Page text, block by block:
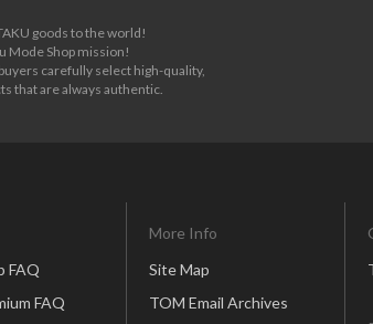
goods to the world!
Mode Shop mission!
carefully select high-quality,
that are always authentic.
FAQ
FAQ
More Info
Site Map
TOM Email Archives